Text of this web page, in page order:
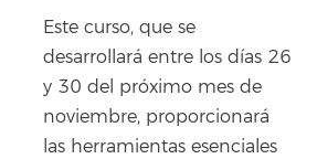
Este curso, que se
desarrollará entre los días 26
y 30 del próximo mes de
noviembre, proporcionará
las herramientas esenciales